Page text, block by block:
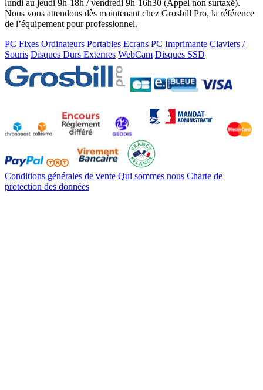
lundi au jeudi 9h-18h / vendredi 9h-16h30 (Appel non surtaxé).
Nous vous attendons dès maintenant chez Grosbill Pro, la référence
de l’équipement pour professionnel.
PC Fixes Ordinateurs Portables Ecrans PC Imprimante Claviers /
Souris Disques Durs Externes WebCam Disques SSD
Conditions générales de vente Qui sommes nous Charte de
protection des données